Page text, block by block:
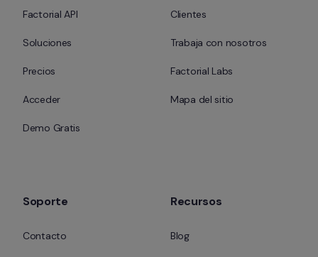
Factorial API
Soluciones
Precios
Acceder
Demo Gratis
Clientes
Trabaja con nosotros
Factorial Labs
Mapa del sitio
Soporte
Contacto
Recursos
Blog